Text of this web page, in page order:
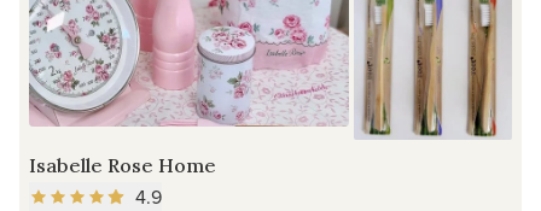
Isabelle Rose Home
4.9